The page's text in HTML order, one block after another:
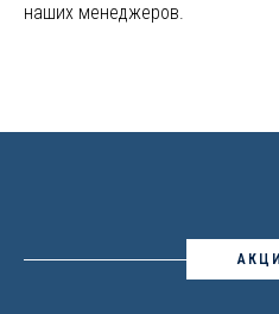
наших менеджеров.